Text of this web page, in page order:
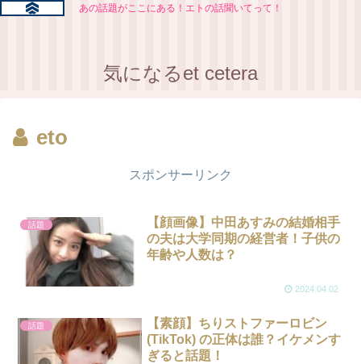
あの話題がここにある！エトの話聞いてって！
気になるet cetera
eto
スポンサーリンク
話題
【顔画像】中田あすみの結婚相手
の夫は大学同期の経営者！子供の
年齢や人数は？
2024.04.02
話題
【素顔】ちりストファーロビン
(TikTok) の正体は誰？イケメンす
ぎると話題！